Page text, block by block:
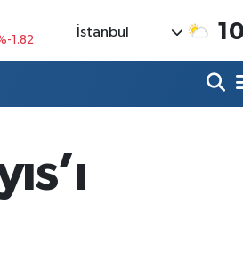
%0
İstanbul 10